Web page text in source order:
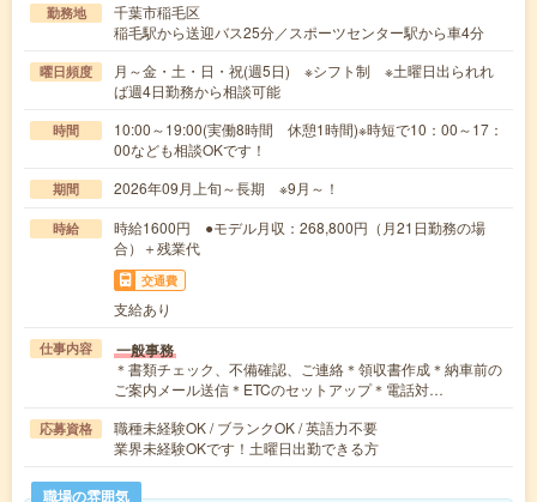
勤務地
千葉市稲毛区
稲毛駅から送迎バス25分／スポーツセンター駅から車4分
曜日頻度
月～金・土・日・祝(週5日) ※シフト制 ※土曜日出られれ
ば週4日勤務から相談可能
時間
10:00～19:00(実働8時間 休憩1時間)※時短で10：00～17：
00なども相談OKです！
期間 2026年09月上旬～長期 ※9月～！
時給
時給1600円 ●モデル月収：268,800円（月21日勤務の場
合）＋残業代
交通費
支給あり
仕事内容 一般事務
＊書類チェック、不備確認、ご連絡＊領収書作成＊納車前の
ご案内メール送信＊ETCのセットアップ＊電話対…
応募資格
職種未経験OK / ブランクOK / 英語力不要
業界未経験OKです！土曜日出勤できる方
職場の雰囲気